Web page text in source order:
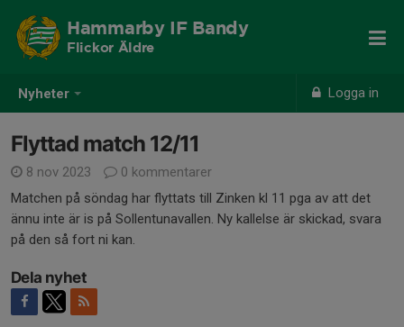
Nyheter Logga in
Hammarby IF Bandy
Flickor Äldre
Flyttad match 12/11
8 nov 2023
0 kommentarer
Matchen på söndag har flyttats till Zinken kl 11 pga av att det
ännu inte är is på Sollentunavallen. Ny kallelse är skickad, svara
på den så fort ni kan.
Dela nyhet